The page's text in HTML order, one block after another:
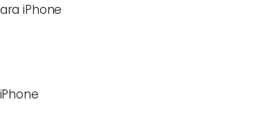
iPhone